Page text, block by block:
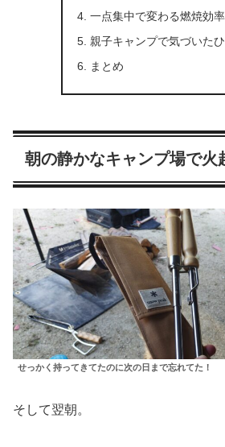
一点集中で変わる燃焼効率
親子キャンプで気づいた
まとめ
朝の静かなキャンプ場で火
せっかく持ってきてたのに次の日まで忘れてた！
そして翌朝。